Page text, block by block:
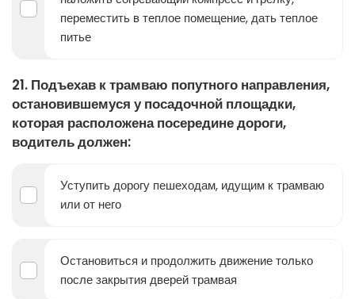
переместить в теплое помещение, дать теплое
питье
21. Подъехав к трамваю попутного направления,
остановившемуся у посадочной площадки,
которая расположена посередине дороги,
водитель должен:
Уступить дорогу пешеходам, идущим к трамваю
или от него
Остановиться и продолжить движение только
после закрытия дверей трамвая